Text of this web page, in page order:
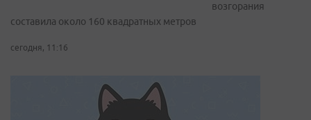
возгорания
составила около 160 квадратных метров
сегодня, 11:16